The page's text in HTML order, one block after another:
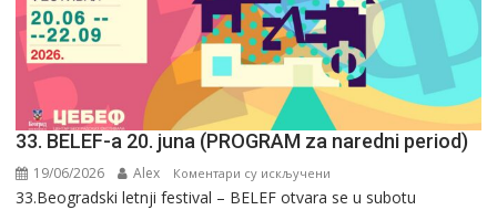
saznaš”
33. BELEF-a 20. juna (PROGRAM za naredni period)
19/06/2026 Alex Коментари су искључени
33.
33.Beogradski letnji festival – BELEF otvara se u subotu